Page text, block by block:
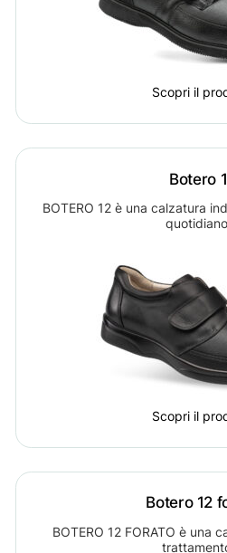
Scopri il
Botero
BOTERO 12 è una calzatura
Scopri il
Botero 12
BOTERO 12 FORATO è una